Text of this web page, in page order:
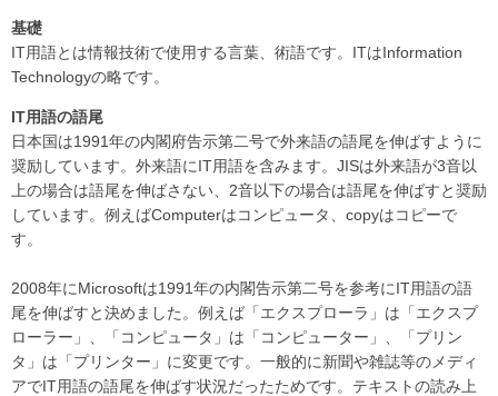
基礎
IT用語とは情報技術で使用する言葉、術語です。ITはInformation
Technologyの略です。
IT用語の語尾
日本国は1991年の内閣府告示第二号で外来語の語尾を伸ばすように
奨励しています。外来語にIT用語を含みます。JISは外来語が3音以
上の場合は語尾を伸ばさない、2音以下の場合は語尾を伸ばすと奨励
しています。例えばComputerはコンピュータ、copyはコピーで
す。
2008年にMicrosoftは1991年の内閣告示第二号を参考にIT用語の語
尾を伸ばすと決めました。例えば「エクスプローラ」は「エクスプ
ローラー」、「コンピュータ」は「コンピューター」、「プリン
タ」は「プリンター」に変更です。一般的に新聞や雑誌等のメディ
アでIT用語の語尾を伸ばす状況だったためです。テキストの読み上